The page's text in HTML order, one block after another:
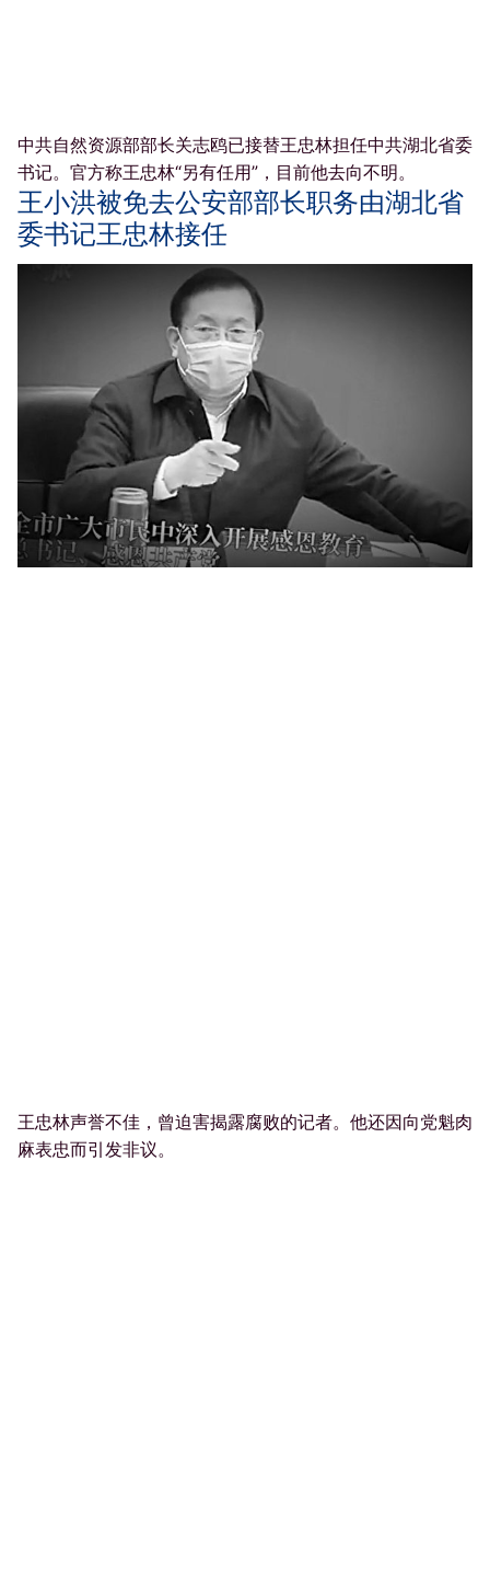
中共自然资源部部长关志鸥已接替王忠林担任中共湖北省委
书记。官方称王忠林“另有任用”，目前他去向不明。
王小洪被免去公安部部长职务由湖北省
委书记王忠林接任
王忠林声誉不佳，曾迫害揭露腐败的记者。他还因向党魁肉
麻表忠而引发非议。